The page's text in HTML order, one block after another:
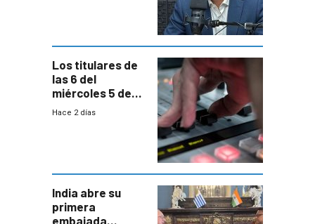
Los titulares de
las 6 del
miércoles 5 de
agosto de 2026
Hace 2 días
India abre su
primera
embajada